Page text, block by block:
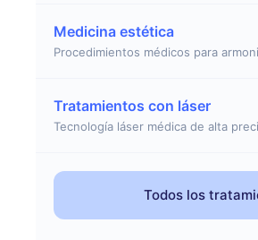
Medicina estética
Procedimientos médicos para
Tratamientos con láser
Tecnología láser médica de alta
Todos los